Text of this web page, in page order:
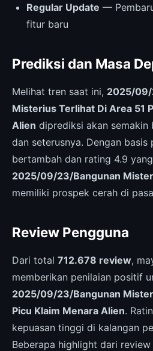
Regular Update —
fitur baru
Prediksi dan Masa
Melihat tren saat ini, 2025/09/
Misterius Terlihat Di Area 51
Alien diprediksi akan
dan seterusnya. Dengan basis
bertambah dan rating 4.9
2025/09/23/Bangunan
memiliki prospek cerah di
Review Pengguna
Dari total 712.678 review,
memberikan penilaian positif
2025/09/23/Bangunan
Picu Klaim Menara Alien.
kepuasan tinggi di kalangan
Beberapa highlight dari review